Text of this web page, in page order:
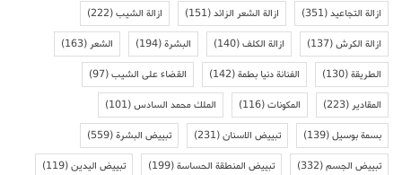
ازالة التجاعيد(351) ازالة الشعر الزائد(151) ازالة الشيب(222)
ازالة الكرش(137) ازالة الكلف(140) البشرة(194) الشعر(163)
الطريقة(130) الفنانة دنيا بطمة(142) القضاء على الشيب(97)
المقادير(223) المكونات(116) الملك محمد السادس(101)
بسمة بوسيل(139) تبييض الاسنان(231) تبييض البشرة(559)
تبييض الجسم(332) تبييض المنطقة الحساسة(199) تبييض اليدين(119)